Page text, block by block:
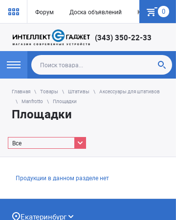
Форум Доска объявлений Как купить
0
(343) 350-22-33
Главная Товары Штативы
Аксессуары для штативов
Manfrotto
Площадки
Площадки
Все
Продукции в данном разделе нет
Екатеринбург